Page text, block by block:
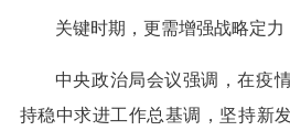
关键时期，更需增强战略定力
中央政治局会议强调，在疫
持稳中求进工作总基调，坚持新